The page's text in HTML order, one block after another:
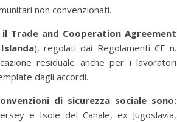
non convenzionati.
Trade and Cooperation Agreement
), regolati dai Regolamenti CE n.
residuale anche per i lavoratori
dagli accordi.
di sicurezza sociale sono:
e Isole del Canale, ex Jugoslavia,